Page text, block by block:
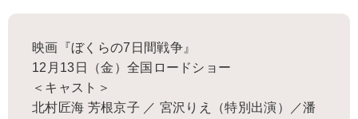
映画『ぼくらの7日間戦争』
12月13日（金）全国ロードショー
＜キャスト＞
北村匠海 芳根京子 ／ 宮沢りえ（特別出演）／潘